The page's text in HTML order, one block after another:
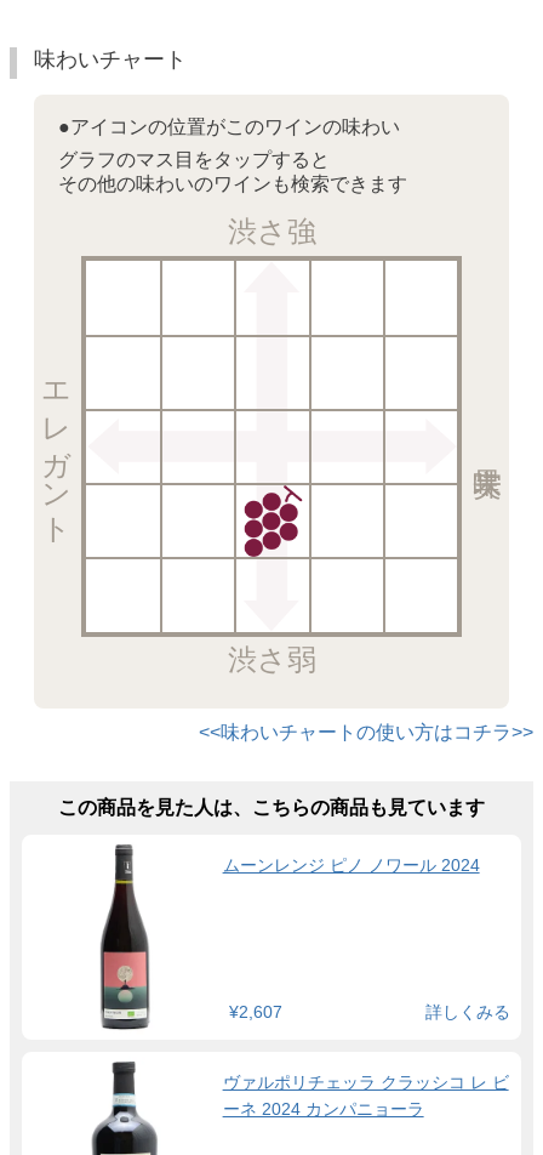
味わいチャート
●アイコンの位置がこのワインの味わい
グラフのマス目をタップすると
その他の味わいのワインも検索できます
渋さ強
渋さ弱
エレガント
<<味わいチャートの使い方はコチラ>>
この商品を見た人は、こちらの商品も見ています
ムーンレンジ ピノ ノワール 2024
¥2,607 詳しくみる
ヴァルポリチェッラ クラッシコ レ ビ
ーネ 2024 カンパニョーラ